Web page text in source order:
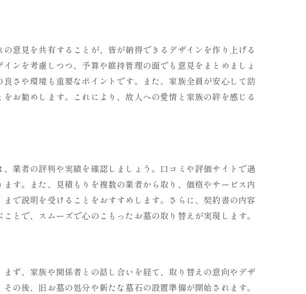
ュニケーション
リスト
る
意点
めの心得
習慣
意見を共有することが、皆が納得できるデザインを作り上げる
ンを考慮しつつ、予算や維持管理の面でも意見をまとめましょ
さや環境も重要なポイントです。また、家族全員が安心して訪
お勧めします。これにより、故人への愛情と家族の絆を感じる
業者の評判や実績を確認しましょう。口コミや評価サイトで過
す。また、見積もりを複数の業者から取り、価格やサービス内
で説明を受けることをおすすめします。さらに、契約書の内容
とで、スムーズで心のこもったお墓の取り替えが実現します。
ず、家族や関係者との話し合いを経て、取り替えの意向やデザ
の後、旧お墓の処分や新たな墓石の設置準備が開始されます。